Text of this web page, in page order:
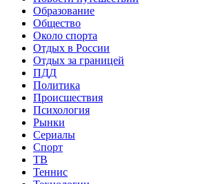
Образование
Общество
Около спорта
Отдых в России
Отдых за границей
ПДД
Политика
Происшествия
Психология
Рынки
Сериалы
Спорт
ТВ
Теннис